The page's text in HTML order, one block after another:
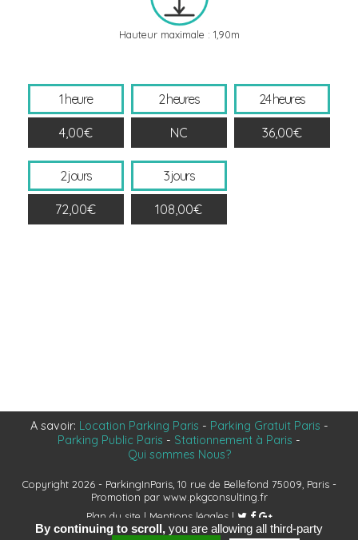
Hauteur maximale : 1,90m
1 heure
4,00€
2 heures
NC
24 heures
36,00€
2 jours
72,00€
3 jours
108,00€
A savoir: Location Parking Paris - Parking Gratuit Paris -
Parking Public Paris - Stationnement à Paris -
Qui sommes Nous?
Copyright 2026 - ParkingInParis, 10 rue de Bellefond 75009, Paris -
Promotion par www.pkgconsulting.fr
Plan du site | Mentions légales |
By continuing to scroll,you are allowing all third-party